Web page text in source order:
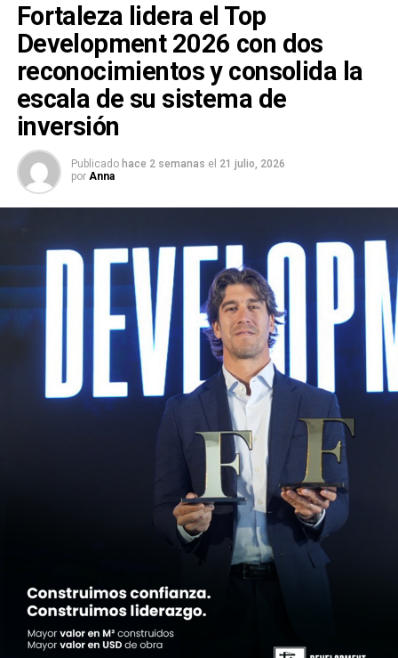
Fortaleza lidera el Top
Development 2026 con dos
reconocimientos y consolida la
escala de su sistema de
inversión
Publicado hace 2 semanas el 21 julio, 2026
por Anna